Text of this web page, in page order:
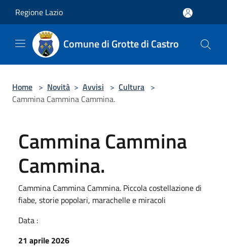
Regione Lazio
Comune di Grotte di Castro
Home > Novità > Avvisi > Cultura >
Cammina Cammina Cammina.
Cammina Cammina
Cammina.
Cammina Cammina Cammina. Piccola costellazione di
fiabe, storie popolari, marachelle e miracoli
Data :
21 aprile 2026